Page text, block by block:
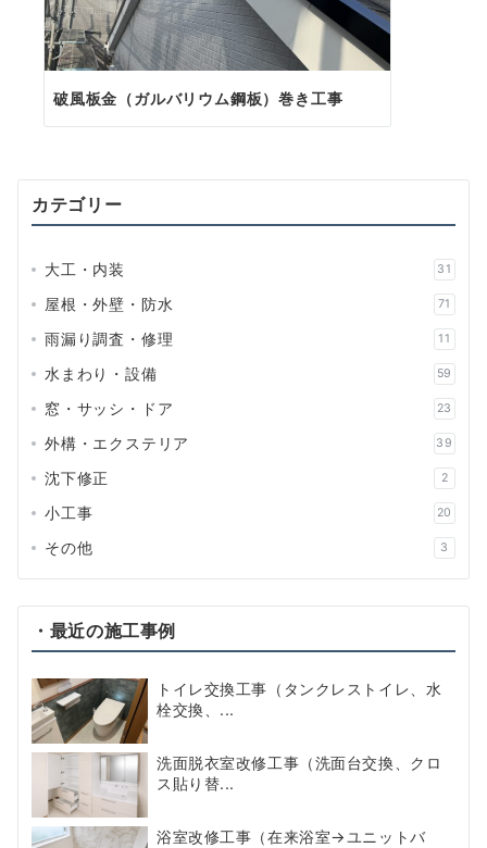
破風板金（ガルバリウム鋼板）巻き工事
カテゴリー
大工・内装 31
屋根・外壁・防水 71
雨漏り調査・修理 11
水まわり・設備 59
窓・サッシ・ドア 23
外構・エクステリア 39
沈下修正 2
小工事 20
その他 3
・最近の施工事例
トイレ交換工事（タンクレストイレ、水
栓交換、...
洗面脱衣室改修工事（洗面台交換、クロ
ス貼り替...
浴室改修工事（在来浴室→ユニットバ